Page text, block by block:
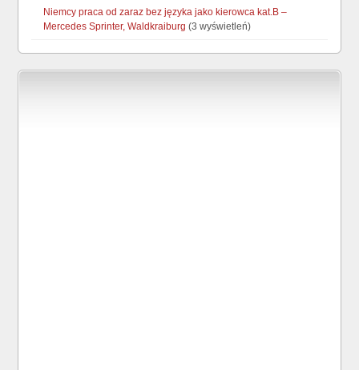
Niemcy praca od zaraz bez języka jako kierowca kat.B –
Mercedes Sprinter, Waldkraiburg (3 wyświetleń)